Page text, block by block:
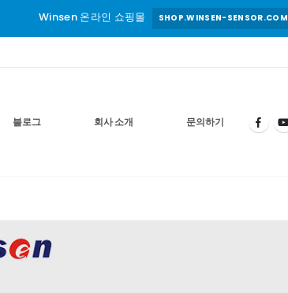
Winsen 온라인 쇼핑몰 SHOP.WINSEN-SENSOR.COM
블로그 회사 소개 문의하기